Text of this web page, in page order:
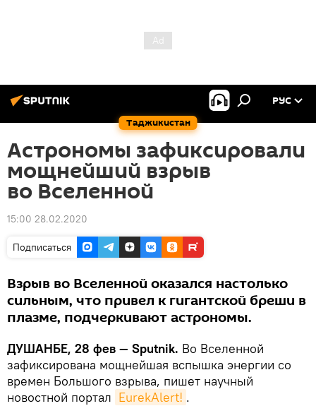
Таджикистан
РУС
Астрономы зафиксировали
мощнейший взрыв
во Вселенной
15:00 28.02.2020
Подписаться
Взрыв во Вселенной оказался настолько
сильным, что привел к гигантской бреши в
плазме, подчеркивают астрономы.
ДУШАНБЕ, 28 фев — Sputnik. Во Вселенной
зафиксирована мощнейшая вспышка энергии со
времен Большого взрыва, пишет научный
новостной портал EurekAlert! .